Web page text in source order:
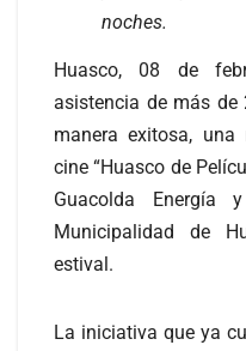
noches.
Huasco, 08 de
asistencia de más
manera exitosa,
cine “Huasco de
Guacolda Energía
Municipalidad de
estival.
La iniciativa que ya